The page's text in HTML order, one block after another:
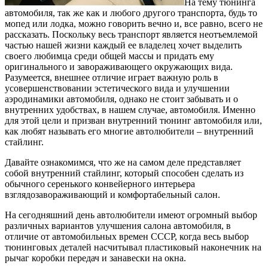
автомобиля, так же как и любого другого транспорта, будь то
мопед или лодка, можно говорить вечно и, все равно, всего не
рассказать. Поскольку весь транспорт является неотъемлемой
частью нашей жизни каждый ее владелец хочет выделить
своего любимца среди общей массы и придать ему
оригинального и завораживающего окружающих вида.
Разумеется, внешнее отличие играет важную роль в
усовершенствовании эстетического вида и улучшении
аэродинамики автомобиля, однако не стоит забывать и о
внутренних удобствах, в нашем случае, автомобиля. Именно
для этой цели и призван внутренний тюнинг автомобиля или,
как любят называть его многие автолюбители – внутренний
стайлинг.
Давайте ознакомимся, что же на самом деле представляет
собой внутренний стайлинг, который способен сделать из
обычного серенького конвейерного интерьера
взглядозавораживающий и комфортабельный салон.
На сегодняшний день автолюбители имеют огромный выбор
различных вариантов улучшения салона автомобиля, в
отличие от автомобильных времен СССР, когда весь выбор
тюнинговых деталей насчитывал пластиковый наконечник на
рычаг коробки передач и занавески на окна.